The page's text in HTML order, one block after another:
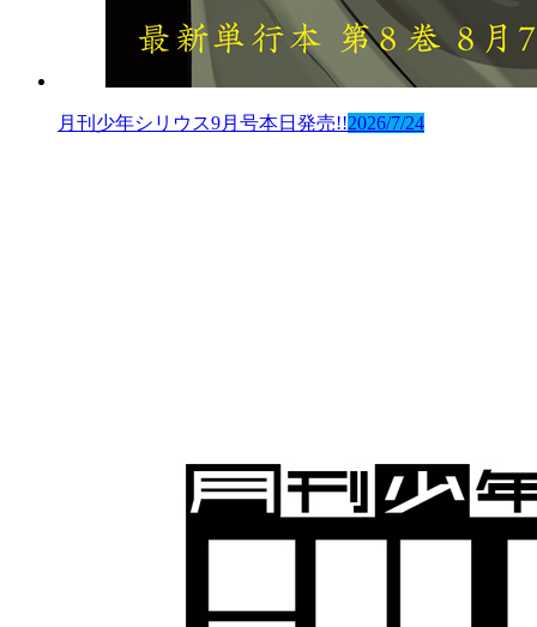
月刊少年シリウス9月号本日発売!!2026/7/24